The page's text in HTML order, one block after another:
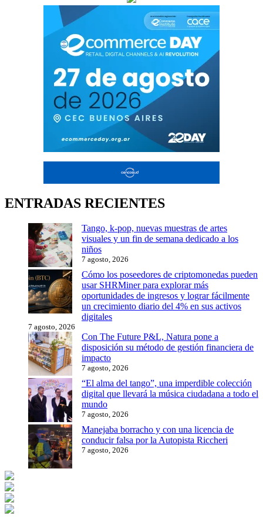
ENTRADAS RECIENTES
Tango, k-pop, nuevas muestras de artes
visuales y un fin de semana dedicado a los
niños
7 agosto, 2026
Cómo los poseedores de criptomonedas pueden
usar SHRMiner para explorar más
oportunidades de ingresos y lograr fácilmente
un crecimiento diario del 4% en sus activos
digitales
7 agosto, 2026
Con The Future P&L, Natura pone a
disposición su método de gestión financiera de
impacto
7 agosto, 2026
“El alma del tango”, una imperdible colección
digital que llevará la música ciudadana a todo el
mundo
7 agosto, 2026
Manejaba borracho y con una licencia de
conducir falsa por la Autopista Riccheri
7 agosto, 2026